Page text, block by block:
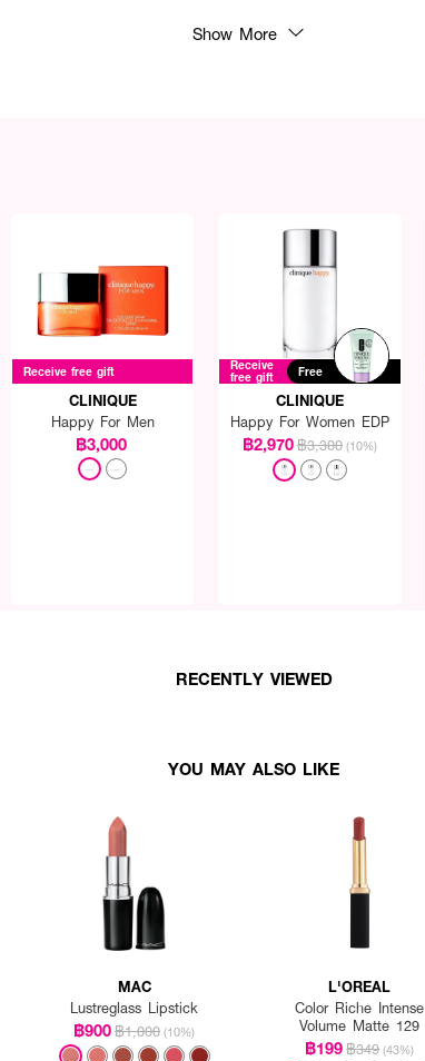
Show More
Receive free gift
CLINIQUE
Happy For Men
฿3,000
Receive
free gift Free
CLINIQUE
Happy For Women EDP
฿2,970฿3,300 (10%)
RECENTLY VIEWED
YOU MAY ALSO LIKE
MAC
Lustreglass Lipstick
฿900฿1,000 (10%)
L'OREAL
Color Riche Intense
Volume Matte 129
฿199฿349 (43%)